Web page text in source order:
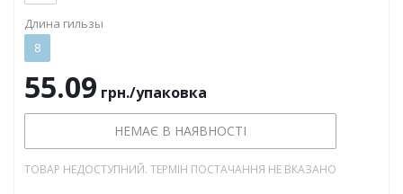
Длина гильзы
8
55.09 грн./упаковка
НЕМАЄ В НАЯВНОСТІ
ТОВАР НЕДОСТУПНИЙ. ТЕРМІН ПОСТАЧАННЯ НЕ ВКАЗАНО